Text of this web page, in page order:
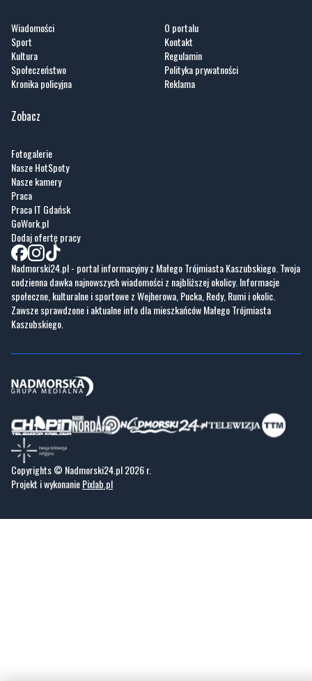
Wiadomości
Sport
Kultura
Społeczeństwo
Kronika policyjna
O portalu
Kontakt
Regulamin
Polityka prywatności
Reklama
Zobacz
Fotogalerie
Nasze HotSpoty
Nasze kamery
Praca
Praca IT Gdańsk
GoWork.pl
Dodaj ofertę pracy
Nadmorski24.pl - portal informacyjny z Małego Trójmiasta Kaszubskiego. Twoja
codzienna dawka najnowszych wiadomości z najbliższej okolicy. Informacje
społeczne, kulturalne i sportowe z Wejherowa, Pucka, Redy, Rumi i okolic.
Zawsze sprawdzone i aktualne info dla mieszkańców Małego Trójmiasta
Kaszubskiego.
Copyrights © Nadmorski24.pl 2026 r.
Projekt i wykonaniePixlab.pl